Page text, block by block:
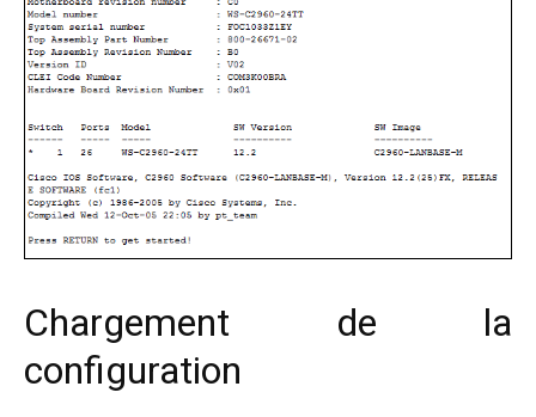
Chargement de la
configuration